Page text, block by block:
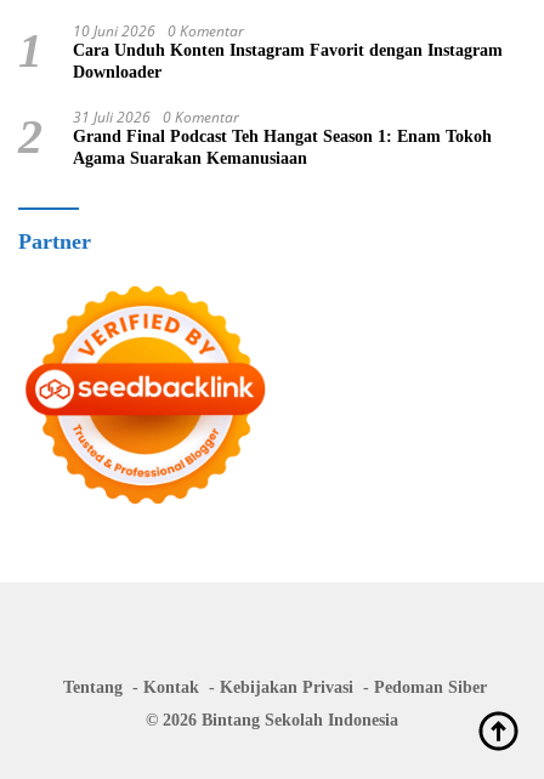
1 10 Juni 2026 0 Komentar
Cara Unduh Konten Instagram Favorit dengan Instagram
Downloader
2 31 Juli 2026 0 Komentar
Grand Final Podcast Teh Hangat Season 1: Enam Tokoh
Agama Suarakan Kemanusiaan
Partner
Tentang Kontak Kebijakan Privasi
Pedoman Siber
© 2026 Bintang Sekolah Indonesia